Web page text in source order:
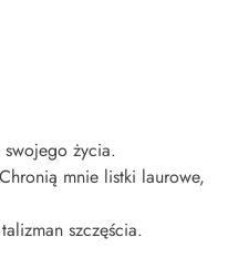
życia.
mnie listki laurowe,
szczęścia.